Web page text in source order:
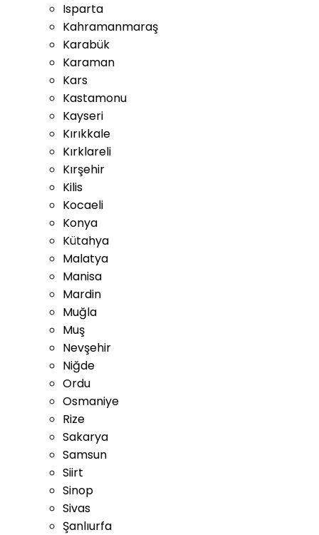
Isparta
Kahramanmaraş
Karabük
Karaman
Kars
Kastamonu
Kayseri
Kırıkkale
Kırklareli
Kırşehir
Kilis
Kocaeli
Konya
Kütahya
Malatya
Manisa
Mardin
Muğla
Muş
Nevşehir
Niğde
Ordu
Osmaniye
Rize
Sakarya
Samsun
Siirt
Sinop
Sivas
Şanlıurfa